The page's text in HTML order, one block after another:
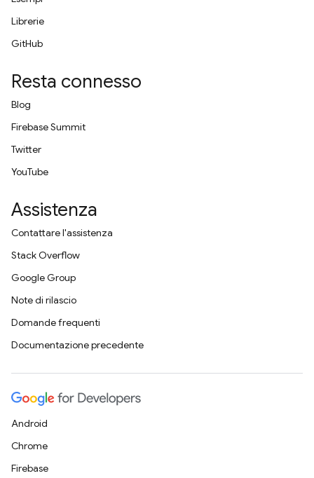
Librerie
GitHub
Resta connesso
Blog
Firebase Summit
Twitter
YouTube
Assistenza
Contattare l'assistenza
Stack Overflow
Google Group
Note di rilascio
Domande frequenti
Documentazione precedente
Android
Chrome
Firebase